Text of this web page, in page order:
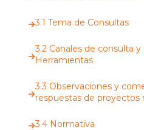
3.1 Tema de Consultas
3.2 Canales de consulta y
Herramientas
3.3 Observaciones y
respuestas de proyectos
3.4 Normativa